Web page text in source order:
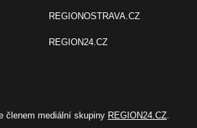
REGIONOSTRAVA.CZ
REGION24.CZ
členem mediální skupiny REGION24.CZ.